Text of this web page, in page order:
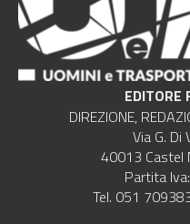
EDITORE
DIREZIONE,
Via G.
40013 Castel
Partita
Tel. 051